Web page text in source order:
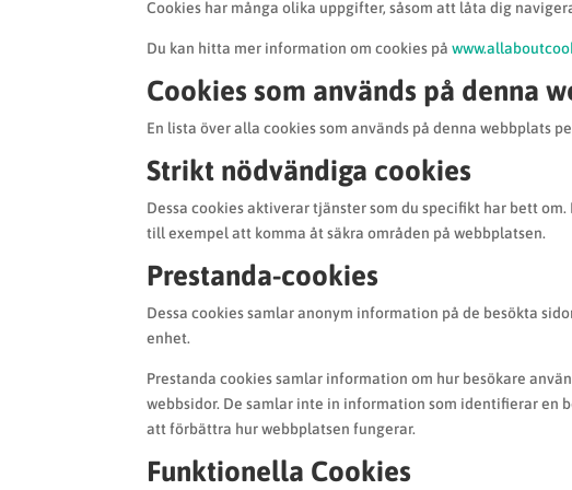
Cookies har många olika uppgifter, såsom att låta dig
Du kan hitta mer information om cookies på
Cookies som används på denna
En lista över alla cookies som används på denna webbplats
Strikt nödvändiga cookies
Dessa cookies aktiverar tjänster som du specifikt har bett
till exempel att komma åt säkra områden på webbplatsen.
Prestanda-cookies
Dessa cookies samlar anonym information på de besökta
enhet.
Prestanda cookies samlar information om hur besökare
webbsidor. De samlar inte in information som identifierar en
att förbättra hur webbplatsen fungerar.
Funktionella Cookies